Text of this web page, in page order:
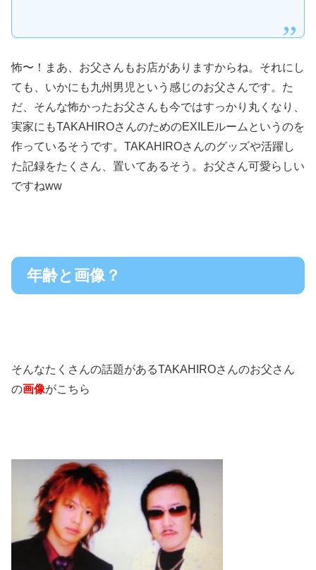
怖〜！まあ、お父さんもお店がありますからね。それにし
ても、いかにも九州男児という感じのお父さんです。た
だ、そんな怖かったお父さんも今ではすっかり丸くなり、
実家にもTAKAHIROさんのためのEXILEルームというのを
作っているそうです。TAKAHIROさんのグッズや活躍し
た記録をたくさん、置いてあるそう。お父さん可愛らしい
ですねww
年齢と画像？
そんなたくさんの話題があるTAKAHIROさんのお父さん
の画像がこちら